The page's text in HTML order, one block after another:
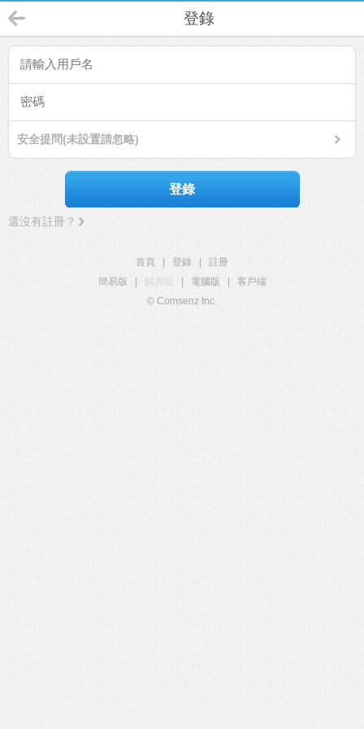
登錄
安全提問(未設置請忽略)
登錄
還沒有註冊？
首頁 登錄
註冊
簡易版
觸屏版 電腦版
客戶端
© Comsenz Inc.